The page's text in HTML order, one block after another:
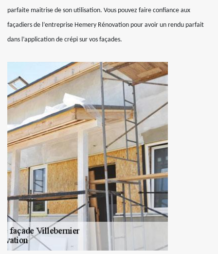
parfaite maitrise de son utilisation. Vous pouvez faire confiance aux
façadiers de l’entreprise Hemery Rénovation pour avoir un rendu parfait
dans l’application de crépi sur vos façades.